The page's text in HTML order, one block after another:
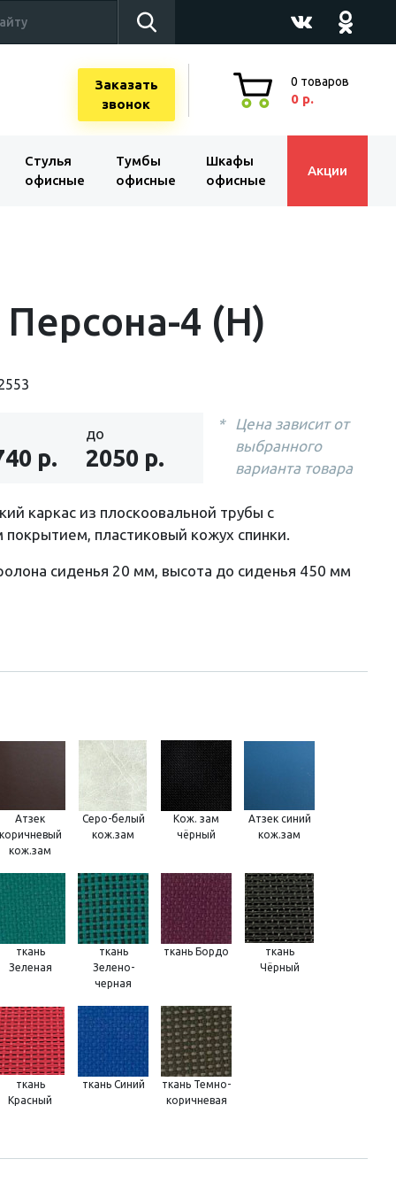
Заказать
звонок
0 товаров
0 р.
Стулья
офисные
Тумбы
офисные
Шкафы
офисные
Акции
Персона-4 (Н)
р.
до
2050 р.
Цена зависит от
выбранного
варианта товара
каркас из плоскоовальной трубы с
пластиковый кожух спинки.
сиденья 20 мм, высота до сиденья 450 мм
Атзек
коричневый
кож.зам
Серо-белый
кож.зам
Кож. зам
чёрный
Атзек синий
кож.зам
ткань
Зеленая
ткань
Зелено-
черная
ткань Бордо
ткань
Чёрный
ткань
Красный
ткань Синий
ткань Темно-
коричневая